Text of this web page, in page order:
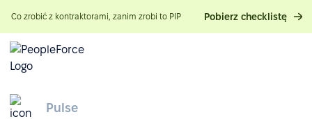
Co zrobić z kontraktorami, zanim zrobi to PIP Pobierz checklistę
Pulse